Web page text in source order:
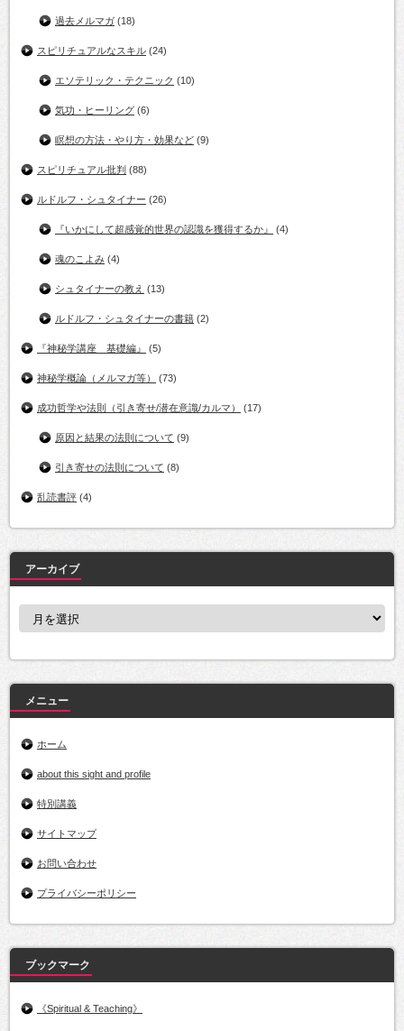
過去メルマガ (18)
スピリチュアルなスキル (24)
エソテリック・テクニック (10)
気功・ヒーリング (6)
瞑想の方法・やり方・効果など (9)
スピリチュアル批判 (88)
ルドルフ・シュタイナー (26)
『いかにして超感覚的世界の認識を獲得するか』 (4)
魂のこよみ (4)
シュタイナーの教え (13)
ルドルフ・シュタイナーの書籍 (2)
『神秘学講座 基礎編』 (5)
神秘学概論（メルマガ等） (73)
成功哲学や法則（引き寄せ/潜在意識/カルマ） (17)
原因と結果の法則について (9)
引き寄せの法則について (8)
乱読書評 (4)
アーカイブ
ア
ブ
メニュー
ホーム
about this sight and profile
特別講義
サイトマップ
お問い合わせ
プライバシーポリシー
ブックマーク
《Spiritual & Teaching》